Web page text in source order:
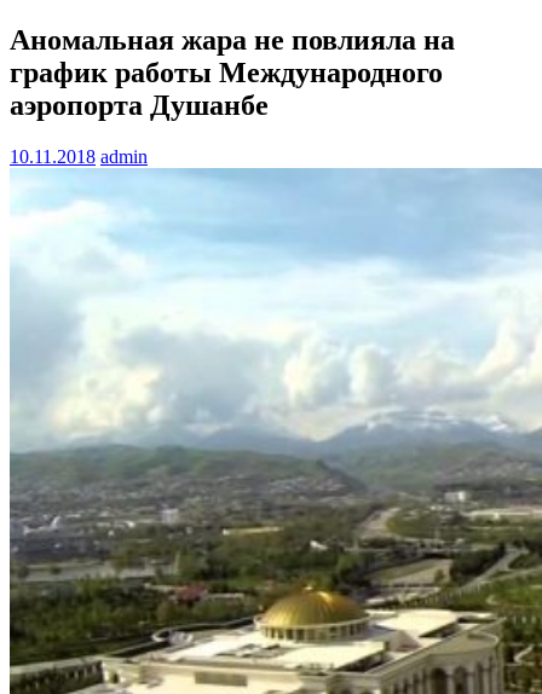
Аномальная жара не повлияла на
график работы Международного
аэропорта Душанбе
10.11.2018 admin